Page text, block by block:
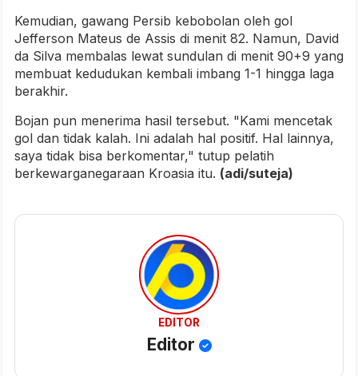
Kemudian, gawang Persib kebobolan oleh gol
Jefferson Mateus de Assis di menit 82. Namun, David
da Silva membalas lewat sundulan di menit 90+9 yang
membuat kedudukan kembali imbang 1-1 hingga laga
berakhir.
Bojan pun menerima hasil tersebut. "Kami mencetak
gol dan tidak kalah. Ini adalah hal positif. Hal lainnya,
saya tidak bisa berkomentar," tutup pelatih
berkewarganegaraan Kroasia itu. (adi/suteja)
EDITOR
Editor